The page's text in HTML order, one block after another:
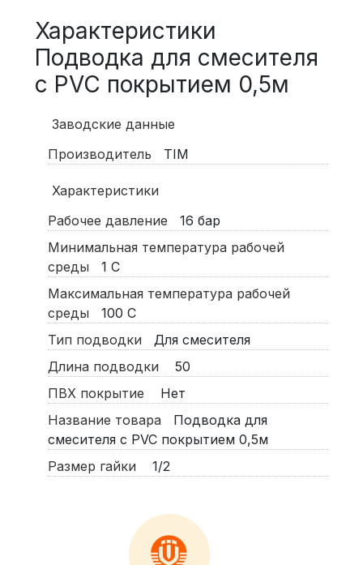
Характеристики
Подводка для смесителя
с PVC покрытием 0,5м
Заводские данные
Производитель
TIM
Характеристики
Рабочее давление
16 бар
Минимальная температура рабочей
среды
1 С
Максимальная температура рабочей
среды
100 С
Тип подводки
Для смесителя
Длина подводки
50
ПВХ покрытие
Нет
Название товара
Подводка для
смесителя с PVC покрытием 0,5м
Размер гайки
1/2